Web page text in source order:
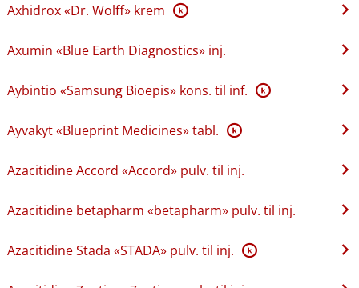
Axhidrox «Dr. Wolff» krem K
Axumin «Blue Earth Diagnostics» inj.
Aybintio «Samsung Bioepis» kons. til inf. K
Ayvakyt «Blueprint Medicines» tabl. K
Azacitidine Accord «Accord» pulv. til inj.
Azacitidine betapharm «betapharm» pulv. til inj.
Azacitidine Stada «STADA» pulv. til inj. K